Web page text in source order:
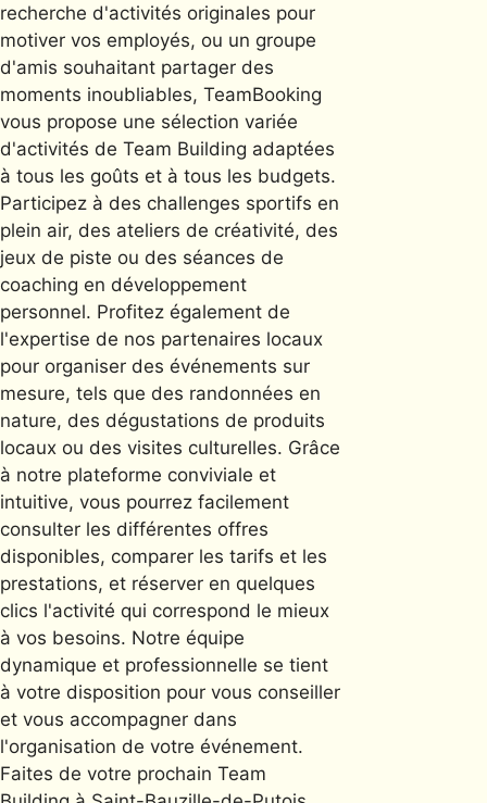
recherche d'activités originales pour
motiver vos employés, ou un groupe
d'amis souhaitant partager des
moments inoubliables, TeamBooking
vous propose une sélection variée
d'activités de Team Building adaptées
à tous les goûts et à tous les budgets.
Participez à des challenges sportifs en
plein air, des ateliers de créativité, des
jeux de piste ou des séances de
coaching en développement
personnel. Profitez également de
l'expertise de nos partenaires locaux
pour organiser des événements sur
mesure, tels que des randonnées en
nature, des dégustations de produits
locaux ou des visites culturelles. Grâce
à notre plateforme conviviale et
intuitive, vous pourrez facilement
consulter les différentes offres
disponibles, comparer les tarifs et les
prestations, et réserver en quelques
clics l'activité qui correspond le mieux
à vos besoins. Notre équipe
dynamique et professionnelle se tient
à votre disposition pour vous conseiller
et vous accompagner dans
l'organisation de votre événement.
Faites de votre prochain Team